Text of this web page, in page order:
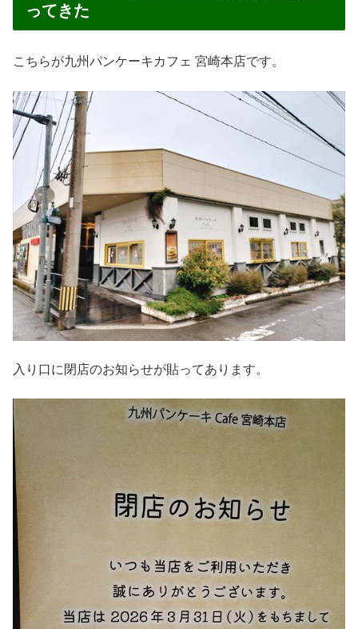
ってきた
こちらが九州パンケーキカフェ 宮崎本店です。
入り口に閉店のお知らせが貼ってあります。